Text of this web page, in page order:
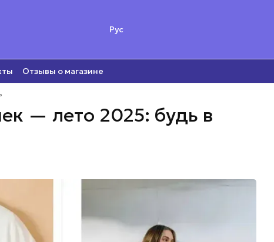
Рус
Отзывы о магазине
— лето 2025: будь в